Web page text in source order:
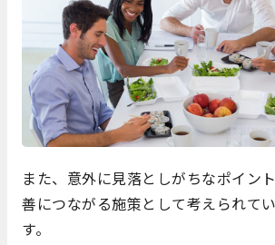
また、意外に見落としがちなポイン
善につながる施策として考えられて
す。